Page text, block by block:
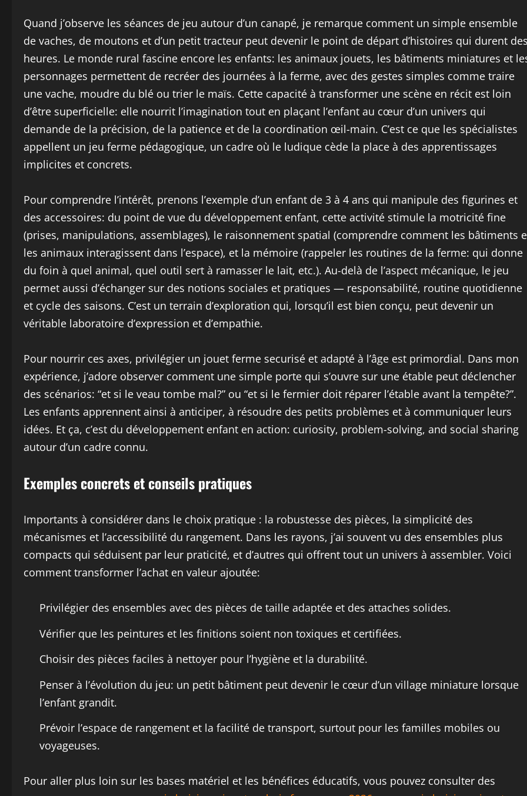
Quand j’observe les séances de jeu autour d’un canapé, je remarque comment un simple ensemble
de vaches, de moutons et d’un petit tracteur peut devenir le point de départ d’histoires qui durent des
heures. Le monde rural fascine encore les enfants: les animaux jouets, les bâtiments miniatures et
personnages permettent de recréer des journées à la ferme, avec des gestes simples comme traire
une vache, moudre du blé ou trier le maïs. Cette capacité à transformer une scène en récit est loin
d’être superficielle: elle nourrit l’imagination tout en plaçant l’enfant au cœur d’un univers qui
demande de la précision, de la patience et de la coordination œil-main. C’est ce que les spécialistes
appellent un jeu ferme pédagogique, un cadre où le ludique cède la place à des apprentissages
implicites et concrets.
Pour comprendre l’intérêt, prenons l’exemple d’un enfant de 3 à 4 ans qui manipule des figurines et
des accessoires: du point de vue du développement enfant, cette activité stimule la motricité fine
(prises, manipulations, assemblages), le raisonnement spatial (comprendre comment les bâtiments
les animaux interagissent dans l’espace), et la mémoire (rappeler les routines de la ferme: qui donne
du foin à quel animal, quel outil sert à ramasser le lait, etc.). Au-delà de l’aspect mécanique, le jeu
permet aussi d’échanger sur des notions sociales et pratiques — responsabilité, routine quotidienne
et cycle des saisons. C’est un terrain d’exploration qui, lorsqu’il est bien conçu, peut devenir un
véritable laboratoire d’expression et d’empathie.
Pour nourrir ces axes, privilégier un jouet ferme securisé et adapté à l’âge est primordial. Dans mon
expérience, j’adore observer comment une simple porte qui s’ouvre sur une étable peut déclencher
des scénarios: “et si le veau tombe mal?” ou “et si le fermier doit réparer l’étable avant la tempête?”.
Les enfants apprennent ainsi à anticiper, à résoudre des petits problèmes et à communiquer leurs
idées. Et ça, c’est du développement enfant en action: curiosity, problem-solving, and social sharing
autour d’un cadre connu.
Exemples concrets et conseils pratiques
Importants à considérer dans le choix pratique : la robustesse des pièces, la simplicité des
mécanismes et l’accessibilité du rangement. Dans les rayons, j’ai souvent vu des ensembles plus
compacts qui séduisent par leur praticité, et d’autres qui offrent tout un univers à assembler. Voici
comment transformer l’achat en valeur ajoutée:
Privilégier des ensembles avec des pièces de taille adaptée et des attaches solides.
Vérifier que les peintures et les finitions soient non toxiques et certifiées.
Choisir des pièces faciles à nettoyer pour l’hygiène et la durabilité.
Penser à l’évolution du jeu: un petit bâtiment peut devenir le cœur d’un village miniature lorsque
l’enfant grandit.
Prévoir l’espace de rangement et la facilité de transport, surtout pour les familles mobiles ou
voyageuses.
Pour aller plus loin sur les bases matériel et les bénéfices éducatifs, vous pouvez consulter des